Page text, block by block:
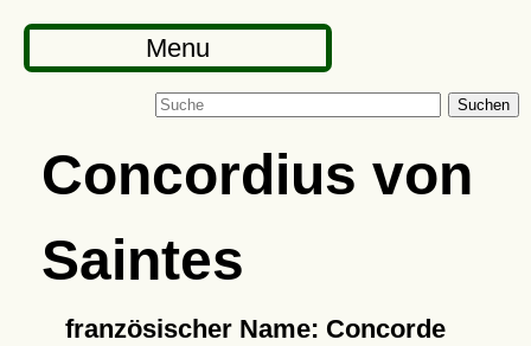
Menu
Suchen
Concordius von
Saintes
französischer Name: Concorde